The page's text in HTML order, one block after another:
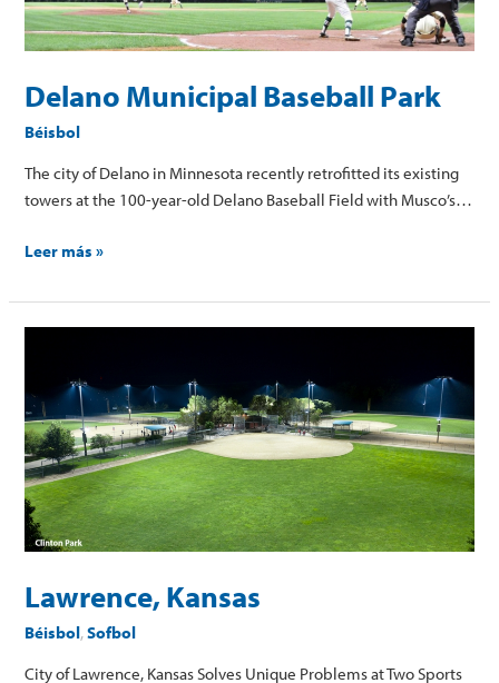
Delano Municipal Baseball Park
Béisbol
The city of Delano in Minnesota recently retrofitted its existing
towers at the 100-year-old Delano Baseball Field with Musco’s…
Leer más »
Lawrence, Kansas
Béisbol,Sofbol
City of Lawrence, Kansas Solves Unique Problems at Two Sports